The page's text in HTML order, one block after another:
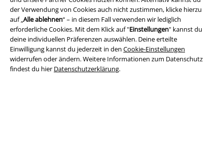
der Verwendung von Cookies auch nicht zustimmen, klicke hierzu
auf „Alle ablehnen“ – in diesem Fall verwenden wir lediglich
erforderliche Cookies. Mit dem Klick auf "Einstellungen" kannst du
deine individuellen Präferenzen auswählen. Deine erteilte
Einwilligung kannst du jederzeit in den Cookie-Einstellungen
widerrufen oder ändern. Weitere Informationen zum Datenschutz
findest du hier Datenschutzerklärung.
Rechtliches
AGB
Impressum
Datenschutz